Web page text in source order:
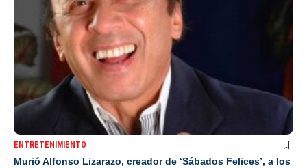
ENTRETENIMIENTO
Murió Alfonso Lizarazo, creador de ‘Sábados Felices’, a los